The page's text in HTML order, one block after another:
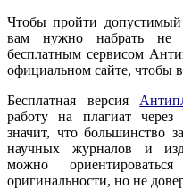
Чтобы пройти допустимый
вам нужно набрать не
бесплатным сервисом
официальном сайте, чтобы
Бесплатная версия
работу на плагиат
значит, что большинство
научных журналов и
можно
оригинальности, но не